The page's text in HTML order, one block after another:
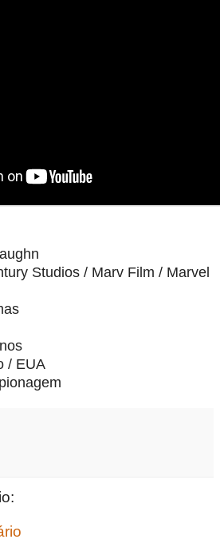
Studios / Marv Film / Marvel
/ EUA